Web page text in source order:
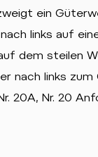
ein
links auf
dem steilen
nach links zum
20A, Nr. 20